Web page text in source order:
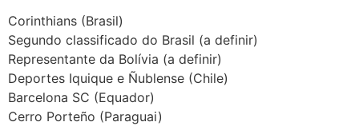
Corinthians (Brasil)
Segundo classificado do Brasil (a definir)
Representante da Bolívia (a definir)
Deportes Iquique e Ñublense (Chile)
Barcelona SC (Equador)
Cerro Porteño (Paraguai)